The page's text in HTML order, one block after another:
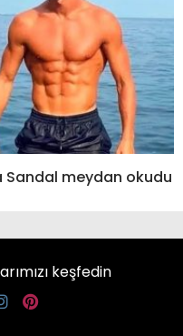
Sandal meydan okudu
keşfedin